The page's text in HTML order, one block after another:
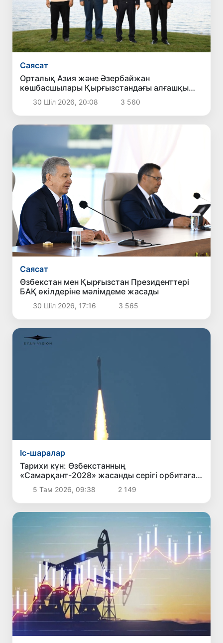
Саясат
Орталық Азия және Әзербайжан
көшбасшылары Қырғызстандағы алғашқы
халықаралық деңгейдегі гольф клубының
ашылуына қатысты
30 Шіл 2026, 20:08 3 560
Саясат
Өзбекстан мен Қырғызстан Президенттері
БАҚ өкілдеріне мәлімдеме жасады
30 Шіл 2026, 17:16 3 565
Іс-шаралар
Тарихи күн: Өзбекстанның
«Самарқант-2028» жасанды серігі орбитаға
сәтті шығарылды
5 Там 2026, 09:38 2 149